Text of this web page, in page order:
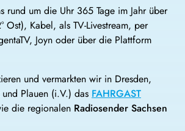
rund um die Uhr 365 Tage im Jahr über
Ost), Kabel, als TV-Livestream, per
Joyn oder über die Plattform
und vermarkten wir in Dresden,
Plauen (i.V.) das FAHRGAST
die regionalen Radiosender Sachsen